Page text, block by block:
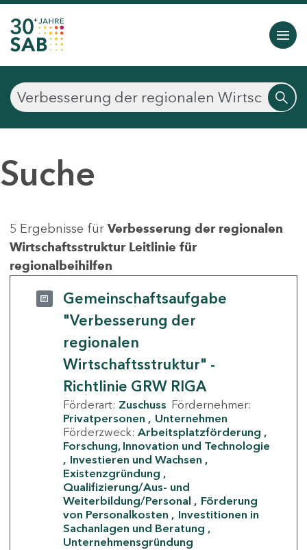
Suche
5 Ergebnisse für Verbesserung der regionalen
Wirtschaftsstruktur Leitlinie für
regionalbeihilfen
Gemeinschaftsaufgabe
"Verbesserung der
regionalen
Wirtschaftsstruktur" -
Richtlinie GRW RIGA
Förderart: Zuschuss Fördernehmer:
Privatpersonen
Unternehmen
Förderzweck: Arbeitsplatzförderung
Forschung, Innovation und Technologie
Investieren und Wachsen
Existenzgründung
Qualifizierung/Aus- und
Weiterbildung/Personal
Förderung
von Personalkosten
Investitionen in
Sachanlagen und Beratung
Unternehmensgründung